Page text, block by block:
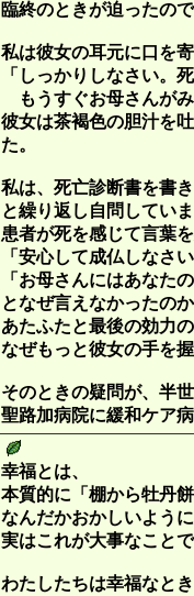
臨終のときが迫ったの
私は彼女の耳元に口を
「しっかりしなさい。
もうすぐお母さんが
彼女は茶褐色の胆汁を
た。
私は、死亡診断書を書
と繰り返し自問してい
患者が死を感じて言葉
「安心して成仏しなさ
「お母さんにはあなた
となぜ言えなかったの
あたふたと最後の効力
なぜもっと彼女の手を
そのときの疑問が、半
聖路加病院に緩和ケア
幸福とは、
本質的に「棚から牡丹
なんだかおかしいよう
実はこれが大事なこと
わたしたちは幸福なと